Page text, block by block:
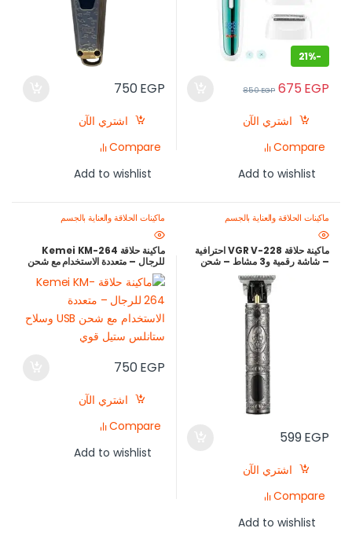
-
21%
675 EGP
850EGP
اشتري الآن
Compare
Add to wishlist
750EGP
اشتري الآن
Compare
Add to wishlist
ماكينات الحلاقة والعناية بالجسم
ماكينة حلاقة VGR V-228 احترافية
– شاشة رقمية و3 مشاط – شحن
599EGP
اشتري الآن
Compare
Add to wishlist
ماكينات الحلاقة والعناية بالجسم
ماكينة حلاقة Kemei KM-264
للرجال – متعددة الاستخدام مع شحن
USB وسلاح ستانلس ستيل قوي
750EGP
اشتري الآن
Compare
Add to wishlist